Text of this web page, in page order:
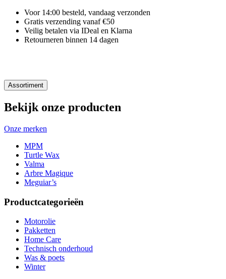
Voor 14:00 besteld, vandaag verzonden
Gratis verzending vanaf €50
Veilig betalen via IDeal en Klarna
Retourneren binnen 14 dagen
Assortiment
Bekijk onze producten
Onze merken
MPM
Turtle Wax
Valma
Arbre Magique
Meguiar’s
Productcategorieën
Motorolie
Pakketten
Home Care
Technisch onderhoud
Was & poets
Winter